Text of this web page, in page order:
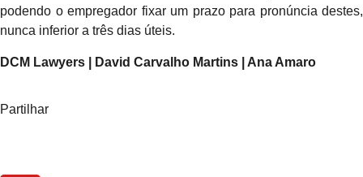
podendo o empregador fixar um prazo para pronúncia destes,
nunca inferior a três dias úteis.
DCM Lawyers | David Carvalho Martins | Ana Amaro
Partilhar